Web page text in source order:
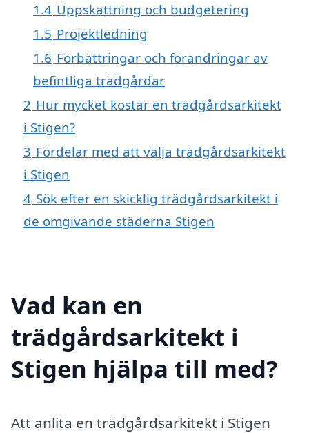
1.4 Uppskattning och budgetering
1.5 Projektledning
1.6 Förbättringar och förändringar av
befintliga trädgårdar
2 Hur mycket kostar en trädgårdsarkitekt
i Stigen?
3 Fördelar med att välja trädgårdsarkitekt
i Stigen
4 Sök efter en skicklig trädgårdsarkitekt i
de omgivande städerna Stigen
Vad kan en
trädgårdsarkitekt i
Stigen hjälpa till med?
Att anlita en trädgårdsarkitekt i Stigen